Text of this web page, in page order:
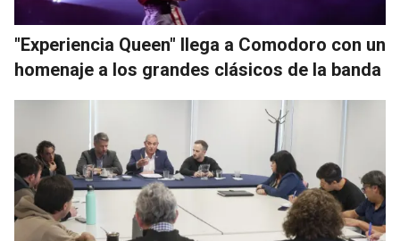
"Experiencia Queen" llega a Comodoro con un
homenaje a los grandes clásicos de la banda